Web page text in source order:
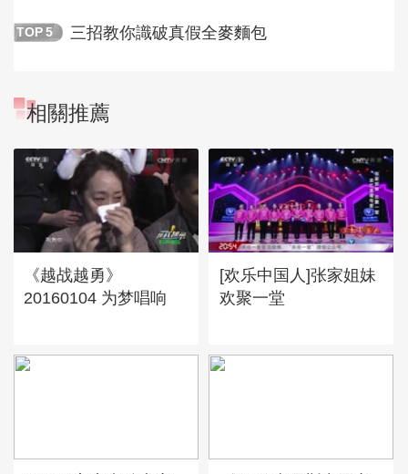
TOP 5 三招教你識破真假全麥麵包
相關推薦
《越战越勇》
20160104 为梦唱响
[欢乐中国人]张家姐妹
欢聚一堂